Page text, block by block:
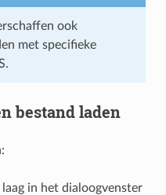
ook
met specifieke
bestand laden
in het dialoogvenster